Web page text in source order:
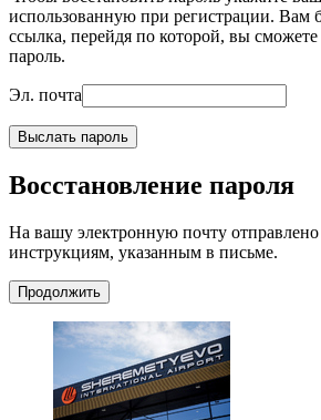
использованную при регистрации. Вам
ссылка, перейдя по которой, вы
пароль.
Эл. почта
Выслать пароль
Восстановление пароля
На вашу электронную почту
инструкциям, указанным в письме.
Продолжить